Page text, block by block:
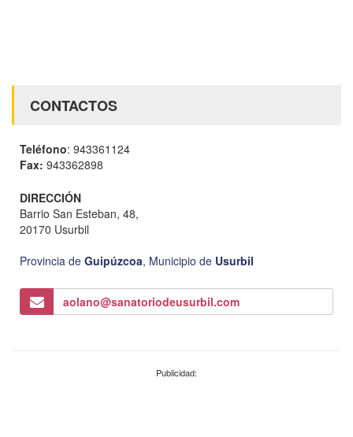
CONTACTOS
Teléfono: 943361124
Fax: 943362898
DIRECCIÓN
Barrio San Esteban, 48,
20170 Usurbil
Provincia de Guipúzcoa, Municipio de Usurbil
aolano@sanatoriodeusurbil.com
Publicidad: